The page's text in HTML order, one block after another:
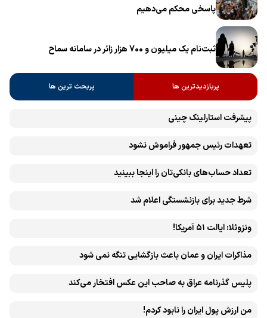
پاسخی محکم می‌دهیم
ثبت‌نام یک میلیون و 700 هزار زائر در سامانه سماح ‌
پربازدیدترین ها پربحث ترین ها
پیشرفت ‏استارلینک چینی
تعهدات رئیس جمهور فراموش نشود
تعداد حساب‌های بانکی‌تان را اینجا ببینید
شرط جدید برای بازنشستگی اعلام شد
ونزوئلا: ایالت ۵۱ آمریکا!
مذاکرات ایران و عمان باعث بازگشایی تنگه نمی شود
پلیس گذرنامه عراق به صاحب این عکس افتخار می‌کند
من ارزش پول ایران را نابود کردم!